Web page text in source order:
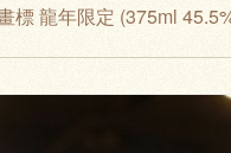
標 龍年限定 (375ml